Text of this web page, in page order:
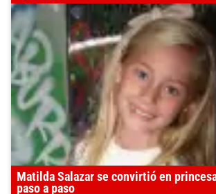
Matilda Salazar se convirtió en
paso a paso